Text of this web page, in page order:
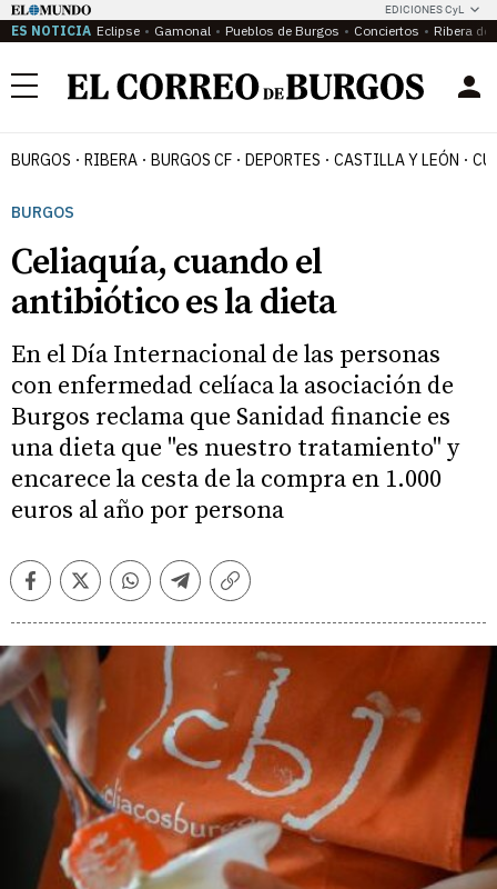
EDICIONES CyL
ES NOTICIA Eclipse Gamonal Pueblos de Burgos Conciertos Ribera del
Menú
BURGOS RIBERA BURGOS CF DEPORTES CASTILLA Y LEÓN
BURGOS
Celiaquía, cuando el
antibiótico es la dieta
En el Día Internacional de las personas
con enfermedad celíaca la asociación de
Burgos reclama que Sanidad financie es
una dieta que "es nuestro tratamiento" y
encarece la cesta de la compra en 1.000
euros al año por persona
FacebookTwitterWhatsappTelegramCopiar